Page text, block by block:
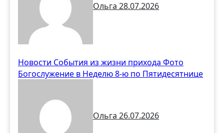
Ольга 28.07.2026
Новости События из жизни прихода Фото
Богослужение в Неделю 8-ю по Пятидесятнице
Ольга 26.07.2026